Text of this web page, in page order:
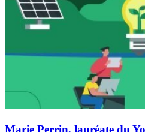
Marie Perrin, lauréate du